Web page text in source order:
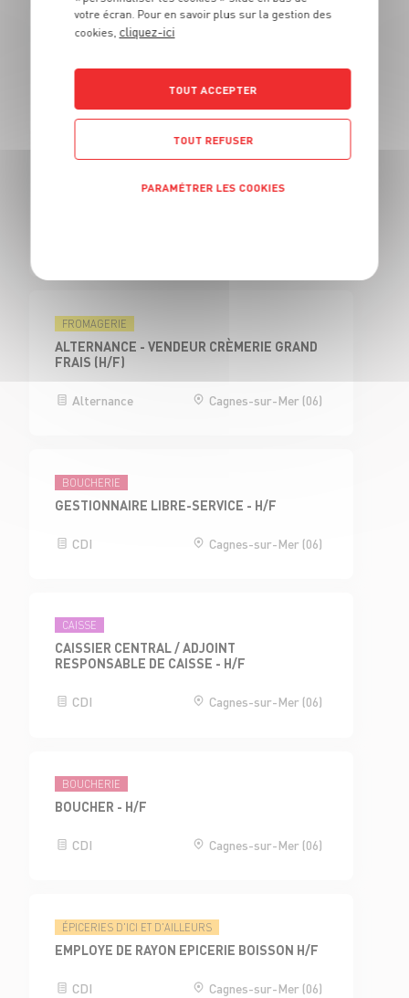
BOUCHERIE
Cagnes-sur-Mer (06)
FROMAGERIE
ALTERNANCE - VENDEUR CRÈMERIE GRAND
FRAIS (H/F)
Alternance Cagnes-sur-Mer (06)
BOUCHERIE
GESTIONNAIRE LIBRE-SERVICE - H/F
CDI Cagnes-sur-Mer (06)
CAISSE
CAISSIER CENTRAL / ADJOINT
RESPONSABLE DE CAISSE - H/F
CDI Cagnes-sur-Mer (06)
BOUCHERIE
BOUCHER - H/F
CDI Cagnes-sur-Mer (06)
ÉPICERIES D'ICI ET D'AILLEURS
EMPLOYE DE RAYON EPICERIE BOISSON H/F
CDI Cagnes-sur-Mer (06)
votre écran. Pour en savoir plus sur la gestion des
cookies, cliquez-ici
TOUT ACCEPTER
TOUT REFUSER
PARAMÉTRER LES COOKIES